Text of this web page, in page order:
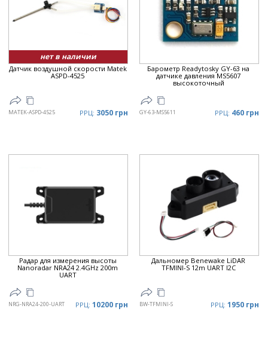
Цена ▲
нет в наличии
Датчик воздушной скорости Matek
ASPD-4525
MATEK-ASPD-4525 РРЦ: 3050 грн
Барометр Readytosky GY-63 на
датчике давления MS5607
высокоточный
GY-63-MS5611 РРЦ: 460 грн
Радар для измерения высоты
Nanoradar NRA24 2.4GHz 200m
UART
NRG-NRA24-200-UART РРЦ: 10200 грн
Дальномер Benewake LiDAR
TFMINI-S 12m UART I2C
BW-TFMINI-S РРЦ: 1950 грн